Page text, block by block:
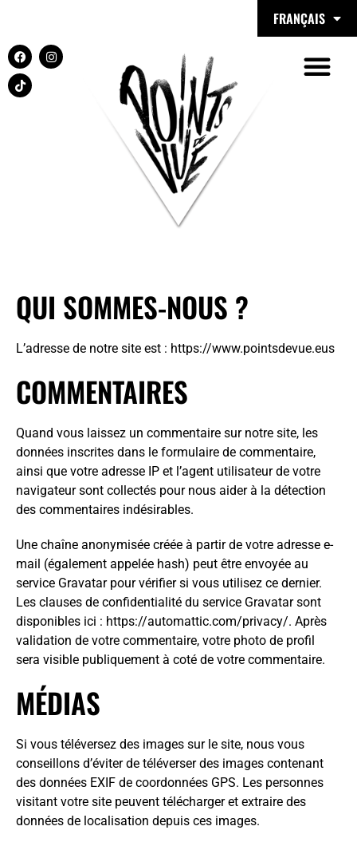
FRANÇAIS
QUI SOMMES-NOUS ?
L’adresse de notre site est : https://www.pointsdevue.eus
COMMENTAIRES
Quand vous laissez un commentaire sur notre site, les
données inscrites dans le formulaire de commentaire,
ainsi que votre adresse IP et l’agent utilisateur de votre
navigateur sont collectés pour nous aider à la détection
des commentaires indésirables.
Une chaîne anonymisée créée à partir de votre adresse e-
mail (également appelée hash) peut être envoyée au
service Gravatar pour vérifier si vous utilisez ce dernier.
Les clauses de confidentialité du service Gravatar sont
disponibles ici : https://automattic.com/privacy/. Après
validation de votre commentaire, votre photo de profil
sera visible publiquement à coté de votre commentaire.
MÉDIAS
Si vous téléversez des images sur le site, nous vous
conseillons d’éviter de téléverser des images contenant
des données EXIF de coordonnées GPS. Les personnes
visitant votre site peuvent télécharger et extraire des
données de localisation depuis ces images.